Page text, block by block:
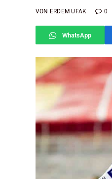
VON ERDEM UFAK 0
WhatsApp